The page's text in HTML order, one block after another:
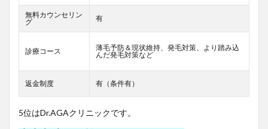
無料カウンセリン
グ
有
診療コース
薄毛予防＆現状維持、発毛対策、より踏み込
んだ発毛対策など
返金制度 有（条件有）
5位はDr.AGAクリニックです。